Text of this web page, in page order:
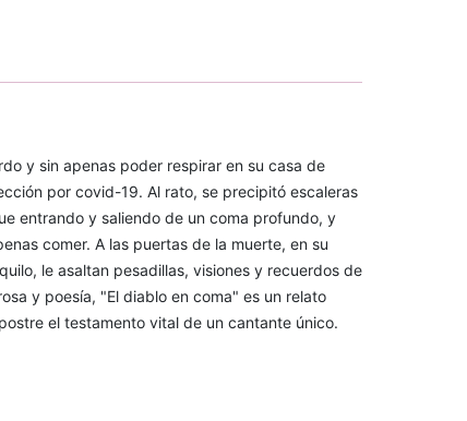
y sin apenas poder respirar en su casa de
por covid-19. Al rato, se precipitó escaleras
entrando y saliendo de un coma profundo, y
comer. A las puertas de la muerte, en su
le asaltan pesadillas, visiones y recuerdos de
y poesía, "El diablo en coma" es un relato
el testamento vital de un cantante único.